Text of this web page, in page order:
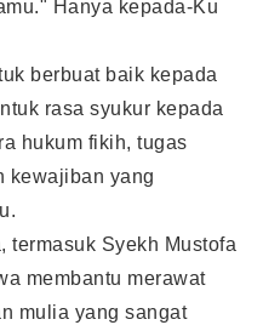
Hanya kepada-Ku
berbuat baik kepada
rasa syukur kepada
hukum fikih, tugas
kewajiban yang
termasuk Syekh Mustofa
membantu merawat
mulia yang sangat